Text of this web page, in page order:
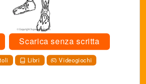
Scarica senza scritta
Libri Videogiochi